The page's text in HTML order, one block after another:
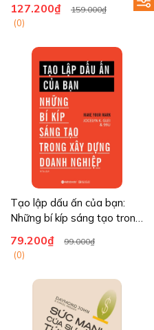
127.200₫ 159.000₫
(0)
Tạo lập dấu ấn của bạn:
Những bí kíp sáng tạo trong
79.200₫ 99.000₫
(0)